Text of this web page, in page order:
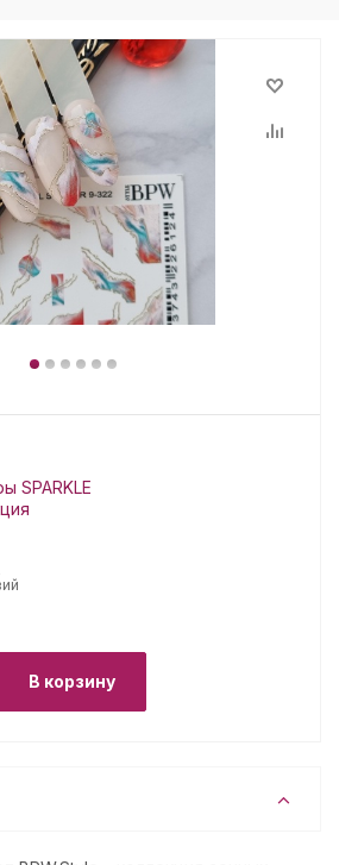
SPARKLE
В корзину